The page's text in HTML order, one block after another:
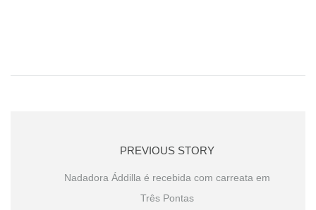
PREVIOUS STORY
Nadadora Áddilla é recebida com carreata em
Três Pontas